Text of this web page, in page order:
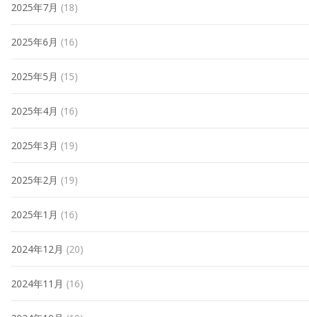
2025年7月 (18)
2025年6月 (16)
2025年5月 (15)
2025年4月 (16)
2025年3月 (19)
2025年2月 (19)
2025年1月 (16)
2024年12月 (20)
2024年11月 (16)